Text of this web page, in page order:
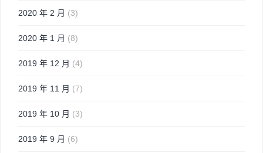
2020 年 2 月 (3)
2020 年 1 月 (8)
2019 年 12 月 (4)
2019 年 11 月 (7)
2019 年 10 月 (3)
2019 年 9 月 (6)